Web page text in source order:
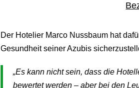
Der Hotelier Marco Nussbaum hat
Gesundheit seiner Azubis
„Es kann nicht sein, dass die
bewertet werden – aber bei den